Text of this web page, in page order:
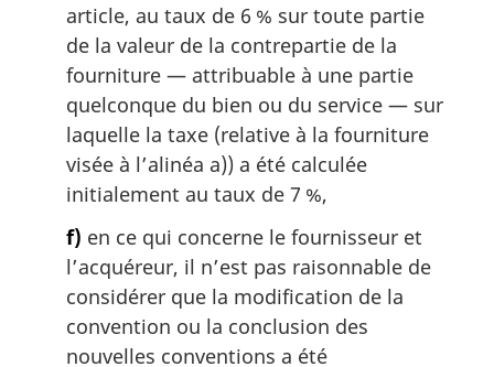
article, au taux de 6 % sur toute partie
de la valeur de la contrepartie de la
fourniture — attribuable à une partie
quelconque du bien ou du service — sur
laquelle la taxe (relative à la fourniture
visée à l’alinéa a)) a été calculée
initialement au taux de 7 %,
f) en ce qui concerne le fournisseur et
l’acquéreur, il n’est pas raisonnable de
considérer que la modification de la
convention ou la conclusion des
nouvelles conventions a été